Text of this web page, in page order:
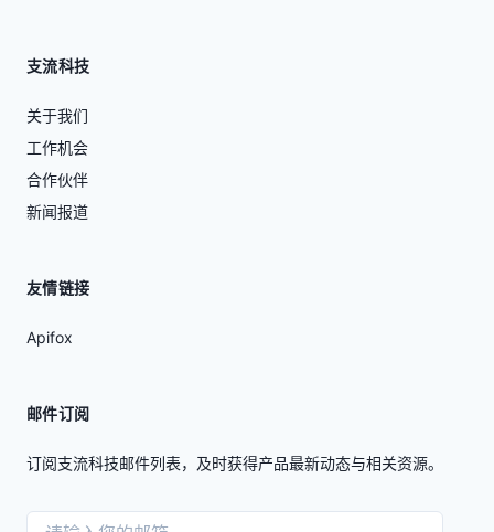
支流科技
关于我们
工作机会
合作伙伴
新闻报道
友情链接
Apifox
邮件订阅
订阅支流科技邮件列表，及时获得产品最新动态与相关资源。